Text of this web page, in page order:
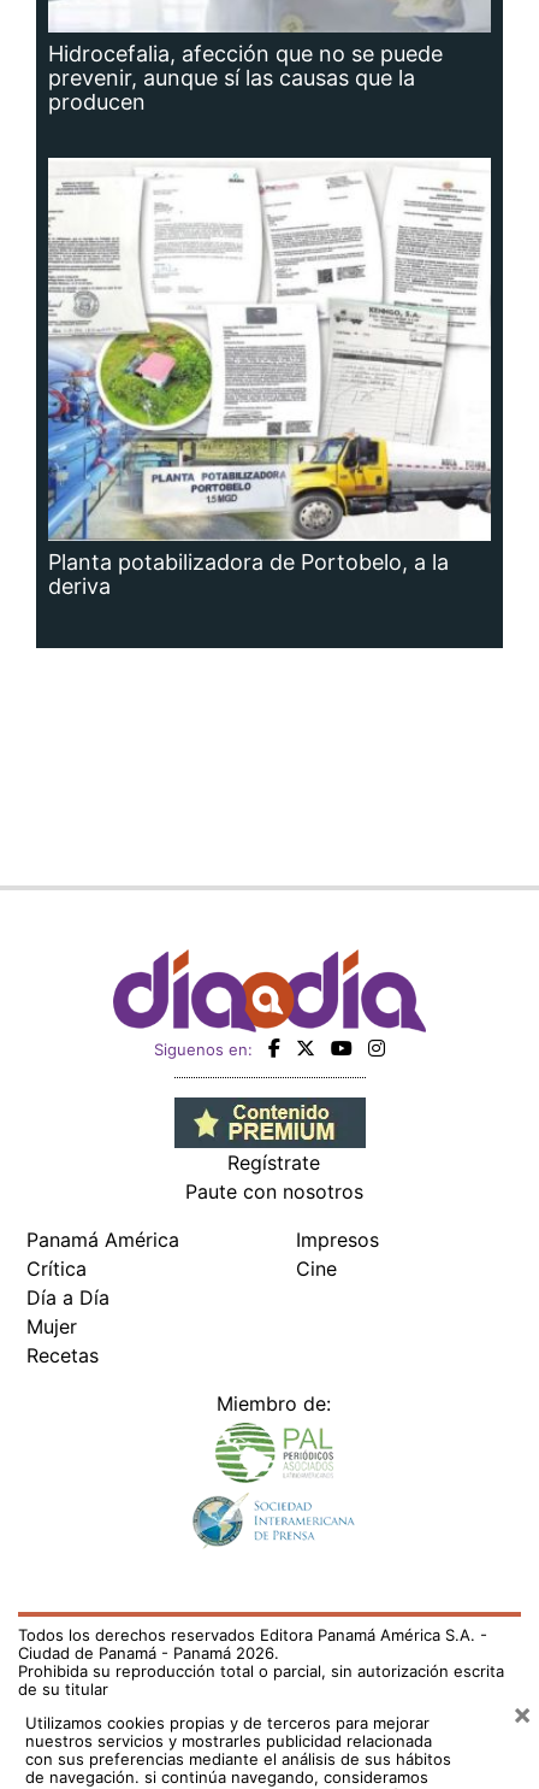
Hidrocefalia, afección que no se puede
prevenir, aunque sí las causas que la
producen
Planta potabilizadora de Portobelo, a la
deriva
Siguenos en:
Regístrate
Paute con nosotros
Panamá América
Crítica
Día a Día
Mujer
Recetas
Impresos
Cine
Miembro de:
Todos los derechos reservados Editora Panamá América S.A. -
Ciudad de Panamá - Panamá 2026.
Prohibida su reproducción total o parcial, sin autorización escrita
de su titular
Utilizamos cookies propias y de terceros para mejorar
nuestros servicios y mostrarles publicidad relacionada
con sus preferencias mediante el análisis de sus hábitos
de navegación. si continúa navegando, consideramos
×